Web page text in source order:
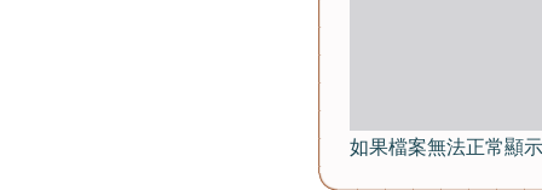
如果檔案無法正常顯